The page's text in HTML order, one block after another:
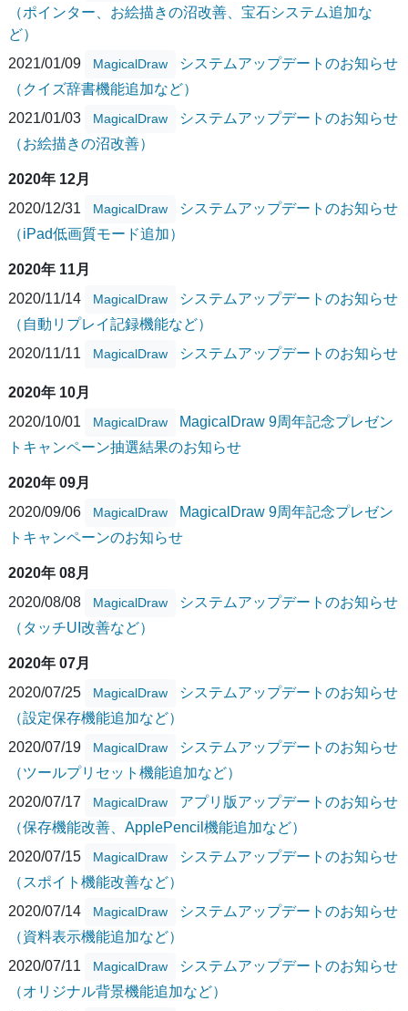
（ポインター、お絵描きの沼改善、宝石システム追加な
ど）
2021/01/09
MagicalDraw
システムアップデートのお知らせ
（クイズ辞書機能追加など）
2021/01/03
MagicalDraw
システムアップデートのお知らせ
（お絵描きの沼改善）
2020年 12月
2020/12/31
MagicalDraw
システムアップデートのお知らせ
（iPad低画質モード追加）
2020年 11月
2020/11/14
MagicalDraw
システムアップデートのお知らせ
（自動リプレイ記録機能など）
2020/11/11
MagicalDraw システムアップデートのお知らせ
2020年 10月
2020/10/01
MagicalDraw
MagicalDraw 9周年記念プレゼン
トキャンペーン抽選結果のお知らせ
2020年 09月
2020/09/06
MagicalDraw
MagicalDraw 9周年記念プレゼン
トキャンペーンのお知らせ
2020年 08月
2020/08/08
MagicalDraw
システムアップデートのお知らせ
（タッチUI改善など）
2020年 07月
2020/07/25
MagicalDraw
システムアップデートのお知らせ
（設定保存機能追加など）
2020/07/19
MagicalDraw
システムアップデートのお知らせ
（ツールプリセット機能追加など）
2020/07/17
MagicalDraw
アプリ版アップデートのお知らせ
（保存機能改善、ApplePencil機能追加など）
2020/07/15
MagicalDraw
システムアップデートのお知らせ
（スポイト機能改善など）
2020/07/14
MagicalDraw
システムアップデートのお知らせ
（資料表示機能追加など）
2020/07/11
MagicalDraw
システムアップデートのお知らせ
（オリジナル背景機能追加など）